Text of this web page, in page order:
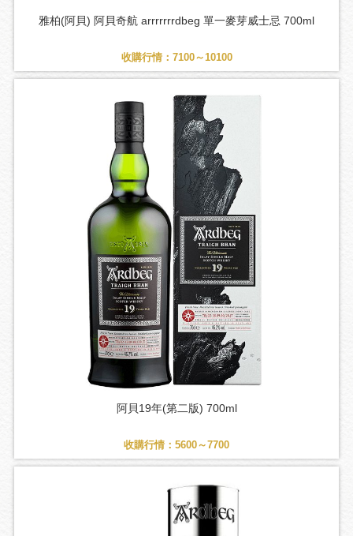
雅柏(阿貝) 阿貝奇航 arrrrrrrdbeg 單一麥芽威士忌 700ml
收購行情：7100～10100
阿貝19年(第二版) 700ml
收購行情：5600～7700